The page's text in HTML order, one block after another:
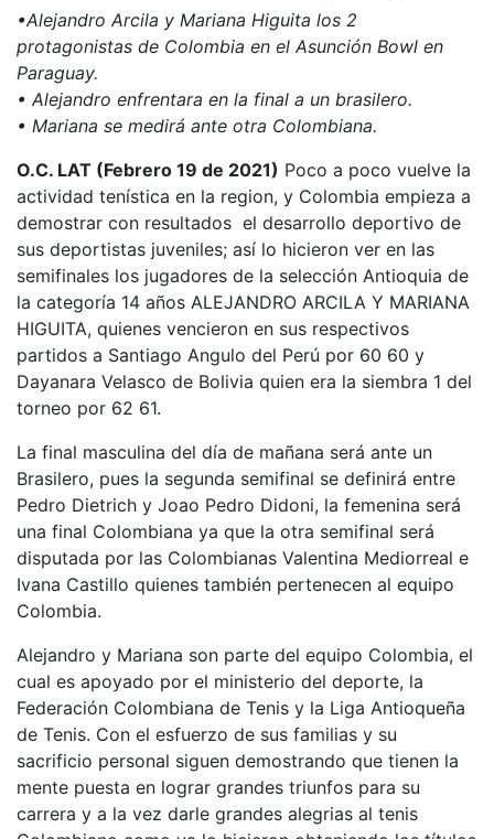
•Alejandro Arcila y Mariana Higuita los 2
protagonistas de Colombia en el Asunción Bowl en
Paraguay.
• Alejandro enfrentara en la final a un brasilero.
• Mariana se medirá ante otra Colombiana.
O.C. LAT (Febrero 19 de 2021) Poco a poco vuelve la
actividad tenística en la region, y Colombia empieza a
demostrar con resultados el desarrollo deportivo de
sus deportistas juveniles; así lo hicieron ver en las
semifinales los jugadores de la selección Antioquia de
la categoría 14 años ALEJANDRO ARCILA Y MARIANA
HIGUITA, quienes vencieron en sus respectivos
partidos a Santiago Angulo del Perú por 60 60 y
Dayanara Velasco de Bolivia quien era la siembra 1 del
torneo por 62 61.
La final masculina del día de mañana será ante un
Brasilero, pues la segunda semifinal se definirá entre
Pedro Dietrich y Joao Pedro Didoni, la femenina será
una final Colombiana ya que la otra semifinal será
disputada por las Colombianas Valentina Mediorreal e
Ivana Castillo quienes también pertenecen al equipo
Colombia.
Alejandro y Mariana son parte del equipo Colombia, el
cual es apoyado por el ministerio del deporte, la
Federación Colombiana de Tenis y la Liga Antioqueña
de Tenis. Con el esfuerzo de sus familias y su
sacrificio personal siguen demostrando que tienen la
mente puesta en lograr grandes triunfos para su
carrera y a la vez darle grandes alegrias al tenis